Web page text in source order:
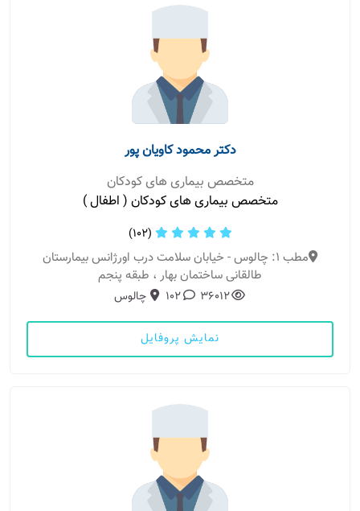
دکتر محمود کاویان پور
متخصص بیماری های کودکان
متخصص بیماری های کودکان ( اطفال )
(102)
مطب 1: چالوس - خیابان سلامت درب اورژانس بیمارستان
طالقانی ساختمان بهار ، طبقه پنجم
36012
102 چالوس
نمایش پروفایل